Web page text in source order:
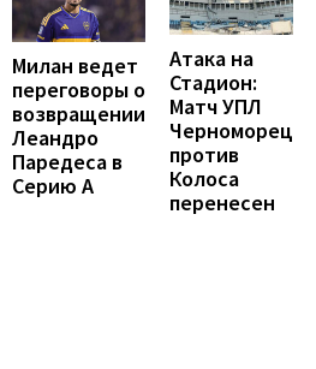
Милан ведет
переговоры о
возвращении
Леандро
Паредеса в
Серию А
Атака на
Стадион:
Матч УПЛ
Черноморец
против
Колоса
перенесен